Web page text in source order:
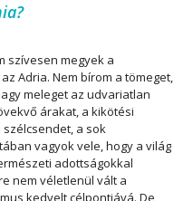
szívesen megyek a
Adria. Nem bírom a tömeget,
meleget az udvariatlan
árakat, a kikötési
a sok
vagyok vele, hogy a világ
adottságokkal
nem véletlenül vált a
kedvelt célpontjává. De